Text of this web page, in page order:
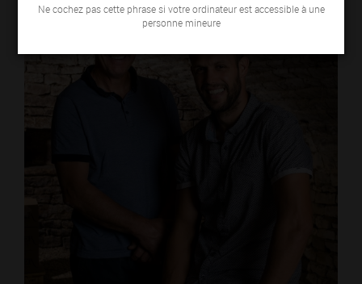
Ne cochez pas cette phrase si votre ordinateur est accessible à une
personne mineure